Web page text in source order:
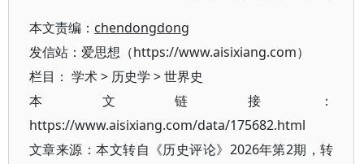
本文责编： chendongdong
发信站：爱思想（https://www.aisixiang.com）
栏目： 学术> 历史学 >世界史
本文链接：
https://www.aisixiang.com/data/175682.html
文章来源：本文转自《历史评论》2026年第2期，转